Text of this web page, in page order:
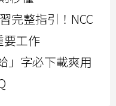
完整指引！NCC
要工作
」字必下載爽用